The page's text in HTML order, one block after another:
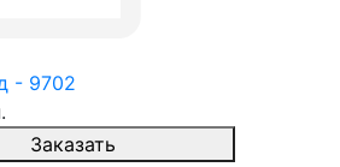
- 9702
Заказать